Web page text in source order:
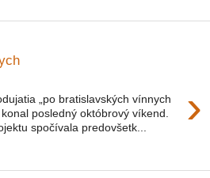
›
„po bratislavských vínnych
konal posledný októbrový víkend.
spočívala predovšetk...